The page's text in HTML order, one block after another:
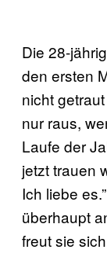
Die 28-
den ersten
nicht
nur raus,
Laufe der
jetzt trauen
Ich liebe
überhaupt
freut sie